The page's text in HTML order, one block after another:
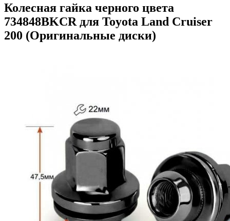
Колесная гайка черного цвета
734848BKCR для Toyota Land Cruiser
200 (Оригинальные диски)